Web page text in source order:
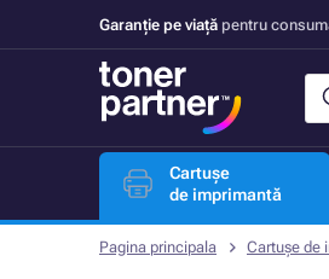
Garanție pe viață pentru
Cartușe
de imprimantă
Pagina principala Cartușe de